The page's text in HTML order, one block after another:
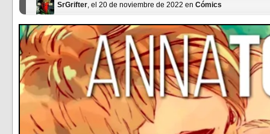
SrGrifter, el 20 de noviembre de 2022 en Cómics